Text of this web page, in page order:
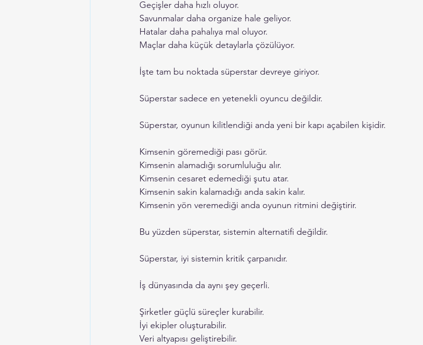
Geçişler daha hızlı oluyor.
Savunmalar daha organize hale geliyor.
Hatalar daha pahalıya mal oluyor.
Maçlar daha küçük detaylarla çözülüyor.
İşte tam bu noktada süperstar devreye giriyor.
Süperstar sadece en yetenekli oyuncu değildir.
Süperstar, oyunun kilitlendiği anda yeni bir kapı açabilen kişidir.
Kimsenin göremediği pası görür.
Kimsenin alamadığı sorumluluğu alır.
Kimsenin cesaret edemediği şutu atar.
Kimsenin sakin kalamadığı anda sakin kalır.
Kimsenin yön veremediği anda oyunun ritmini değiştirir.
Bu yüzden süperstar, sistemin alternatifi değildir.
Süperstar, iyi sistemin kritik çarpanıdır.
İş dünyasında da aynı şey geçerli.
Şirketler güçlü süreçler kurabilir.
İyi ekipler oluşturabilir.
Veri altyapısı geliştirebilir.